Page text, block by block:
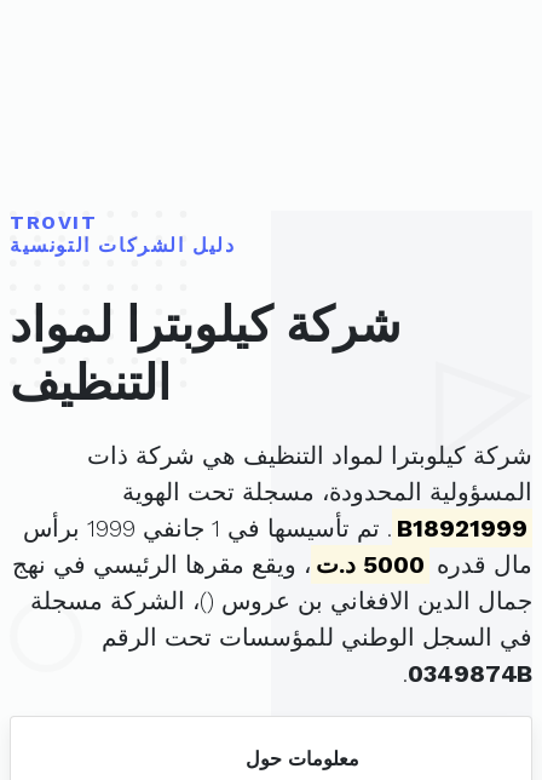
TROVIT
دليل الشركات التونسية
شركة كيلوبترا لمواد
التنظيف
شركة كيلوبترا لمواد التنظيف هي شركة ذات
المسؤولية المحدودة، مسجلة تحت الهوية
B18921999
. تم تأسيسها في 1 جانفي 1999 برأس
مال قدره 5000 د.ت
، ويقع مقرها الرئيسي في نهج
جمال الدين الافغاني بن عروس ()، الشركة مسجلة
في السجل الوطني للمؤسسات تحت الرقم
0349874B
.
معلومات حول